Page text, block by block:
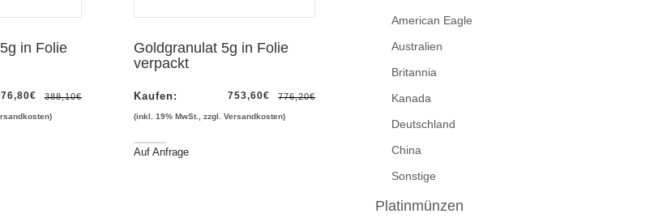
in Folie
€ 388,10€
Goldgranulat 5g in Folie
verpackt
Kaufen: 753,60€ 776,20€
(inkl. 19% MwSt., zzgl. Versandkosten)
Auf Anfrage
American Eagle
Australien
Britannia
Kanada
Deutschland
China
Sonstige
Platinmünzen